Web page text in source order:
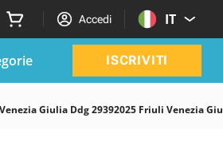
Accedi IT
ISCRIVITI
Giulia Ddg 29392025 Friuli Venezia